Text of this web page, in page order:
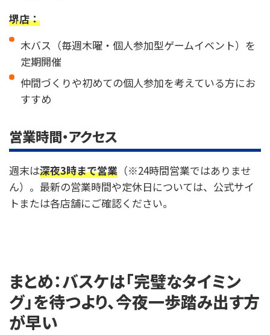
堺店：
木バス（毎週木曜・個人参加型ゲームイベント）を
定期開催
仲間づくりや初めての個人参加を考えている方にお
すすめ
営業時間・アクセス
週末は深夜3時まで営業 （※24時間営業ではありませ
ん）。最新の営業時間や定休日については、公式サイ
トまたは各店舗にご確認ください。
まとめ：バスケは「完璧なタイミン
グ」を待つより、今夜一歩踏み出す方
が早い